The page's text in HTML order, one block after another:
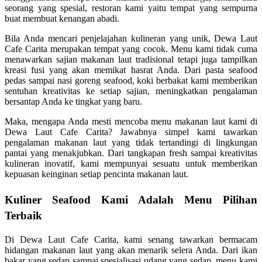
seorang yang spesial, restoran kami yaitu tempat yang sempurna
buat membuat kenangan abadi.
Bila Anda mencari penjelajahan kulineran yang unik, Dewa Laut
Cafe Carita merupakan tempat yang cocok. Menu kami tidak cuma
menawarkan sajian makanan laut tradisional tetapi juga tampilkan
kreasi fusi yang akan memikat hasrat Anda. Dari pasta seafood
pedas sampai nasi goreng seafood, koki berbakat kami memberikan
sentuhan kreativitas ke setiap sajian, meningkatkan pengalaman
bersantap Anda ke tingkat yang baru.
Maka, mengapa Anda mesti mencoba menu makanan laut kami di
Dewa Laut Cafe Carita? Jawabnya simpel kami tawarkan
pengalaman makanan laut yang tidak tertandingi di lingkungan
pantai yang menakjubkan. Dari tangkapan fresh sampai kreativitas
kulineran inovatif, kami mempunyai sesuatu untuk memberikan
kepuasan keinginan setiap pencinta makanan laut.
Kuliner Seafood Kami Adalah Menu Pilihan
Terbaik
Di Dewa Laut Cafe Carita, kami senang tawarkan bermacam
hidangan makanan laut yang akan menarik selera Anda. Dari ikan